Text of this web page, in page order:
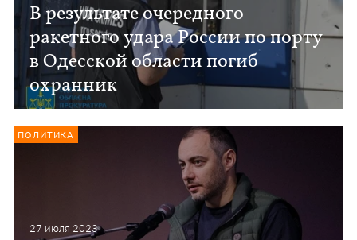
В результате очередного
ракетного удара России по порту
в Одесской области погиб
охранник
27 июля 2023
ПОЛИТИКА